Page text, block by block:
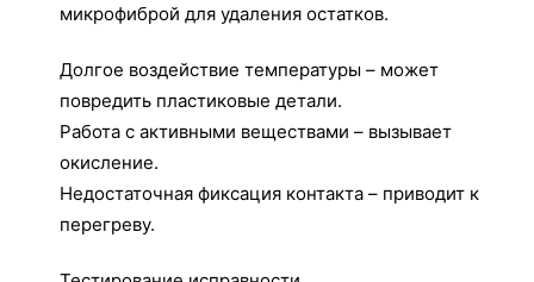
микрофиброй для удаления остатков.
Долгое воздействие температуры – может
повредить пластиковые детали.
Работа с активными веществами – вызывает
окисление.
Недостаточная фиксация контакта – приводит к
перегреву.